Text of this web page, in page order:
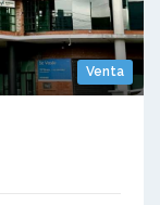
Venta